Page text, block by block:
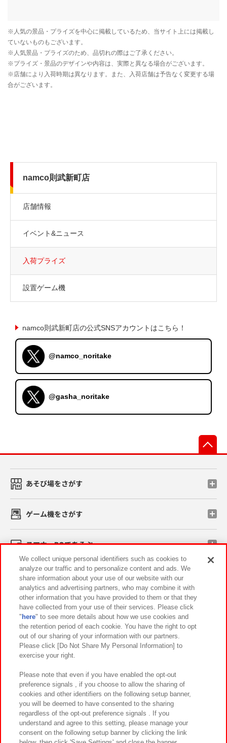
namco則武新町店
店舗情報
イベント&ニュース
入荷プライズ
設置ゲーム機
namco則武新町店の公式SNSアカウントはこちら！
@namco_noritake
@gasha_noritake
あそび場をさがす
ゲーム機をさがす
スマホ・PCであそぶ
イベント・キャンペーン
関連会社 サステナビリティ サイトポリシー
プライバシーポリシー ウェブアクセシビリティ方針と検証結果
お取引先さまとともに
カスタマーハラスメント対応方針 よくあるご質問・お問い合わせ
We collect unique personal identifiers such as cookies to
analyze our traffic and to personalize content and ads. We
share information about your use of our website with our
analytics and advertising partners, who may combine it with
other information that you have provided to them or that they
have collected from your use of their services. Please click
" here" to see more details about how we use cookies and
the retention period of each cookie. You have the right to opt
out of our sharing of your information with our partners.
Please click [Do Not Share My Personal Information] to
exercise your right.
Please note that even if you have enabled the opt-out
preference signals , if you choose to allow the sharing of
cookies and other identifiers on the following setup banner,
you will be deemed to have consented to the sharing
regardless of the opt-out preference signals . If you
understand and agree to this setting, please manage your
consent on the following setup banner by clicking the link